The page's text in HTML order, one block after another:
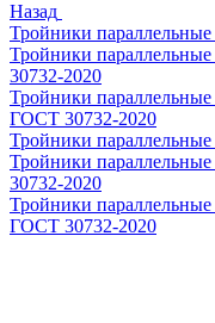
Назад
Тройники
Тройники
30732-2020
Тройники
ГОСТ 30732-2020
Тройники
Тройники
30732-2020
Тройники
ГОСТ 30732-2020